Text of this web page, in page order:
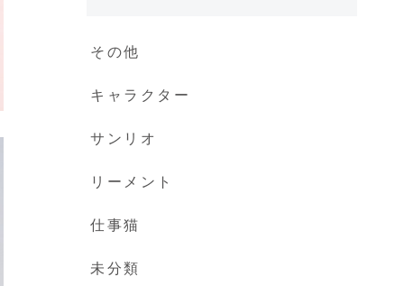
その他
キャラクター
サンリオ
リーメント
仕事猫
未分類